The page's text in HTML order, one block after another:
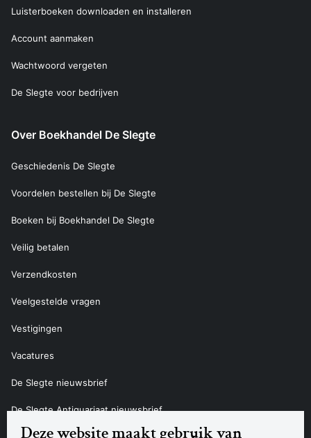
Deze website maakt gebruik van
Luisterboeken downloaden en installeren
Account aanmaken
Wachtwoord vergeten
De Slegte voor bedrijven
Over Boekhandel De Slegte
Geschiedenis De Slegte
Voordelen bestellen bij De Slegte
Boeken bij Boekhandel De Slegte
Veilig betalen
Verzendkosten
Veelgestelde vragen
Vestigingen
Vacatures
De Slegte nieuwsbrief
De Slegte Antiquariaat nieuwsbrief